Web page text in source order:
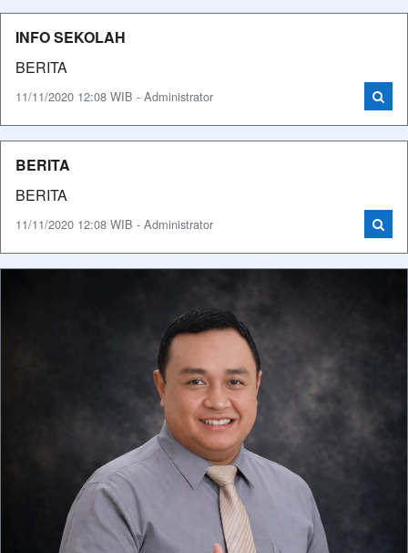
INFO SEKOLAH
BERITA
11/11/2020 12:08 WIB - Administrator
BERITA
BERITA
11/11/2020 12:08 WIB - Administrator